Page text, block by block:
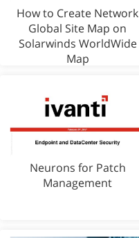
How to Create Network
Global Site Map on
Solarwinds WorldWide
Map
Neurons for Patch
Management